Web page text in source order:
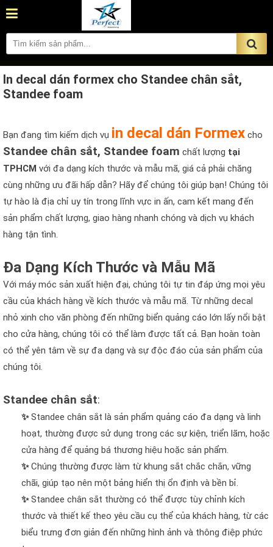
In decal dán formex cho Standee chân sắt,
Standee foam
Bạn đang tìm kiếm dịch vụ in decal dán Formex cho
Standee chân sắt, Standee foam chất lượng tại
TPHCM với đa dạng kích thước và mẫu mã, giá cả phải chăng
cùng những ưu đãi hấp dẫn? Hãy để chúng tôi giúp bạn! Chúng tôi
tự hào là địa chỉ uy tín trong lĩnh vực in ấn, cam kết mang đến
sản phẩm chất lượng, giao hàng nhanh chóng và dịch vụ khách
hàng tận tình.
Đa Dạng Kích Thước và Mẫu Mã
Với máy móc sản xuất hiện đại, chúng tôi tự tin đáp ứng mọi yêu
cầu của khách hàng về kích thước và mẫu mã. Từ những decal
nhỏ xinh cho văn phòng đến những biển quảng cáo lớn lấy nổi bật
cho cửa hàng, chúng tôi có thể làm được tất cả. Bạn hoàn toàn
có thể yên tâm về sự đa dạng và sự độc đáo của sản phẩm của
chúng tôi.
Standee chân sắt:
✨Standee chân sắt là sản phẩm quảng cáo đa dạng và linh
hoạt, thường được sử dụng trong các sự kiện, triển lãm, hoặc
cửa hàng để quảng bá thương hiệu hoặc sản phẩm.
✨Chúng thường được làm từ khung sắt chắc chắn, vững
chãi, giúp tạo nên một bảng hiển thị ổn định và bền bỉ.
✨Standee chân sắt thường có thể được tùy chỉnh kích
thước và thiết kế theo yêu cầu cụ thể của khách hàng, từ các
biểu trưng đơn giản đến những hình ảnh và thông điệp phức